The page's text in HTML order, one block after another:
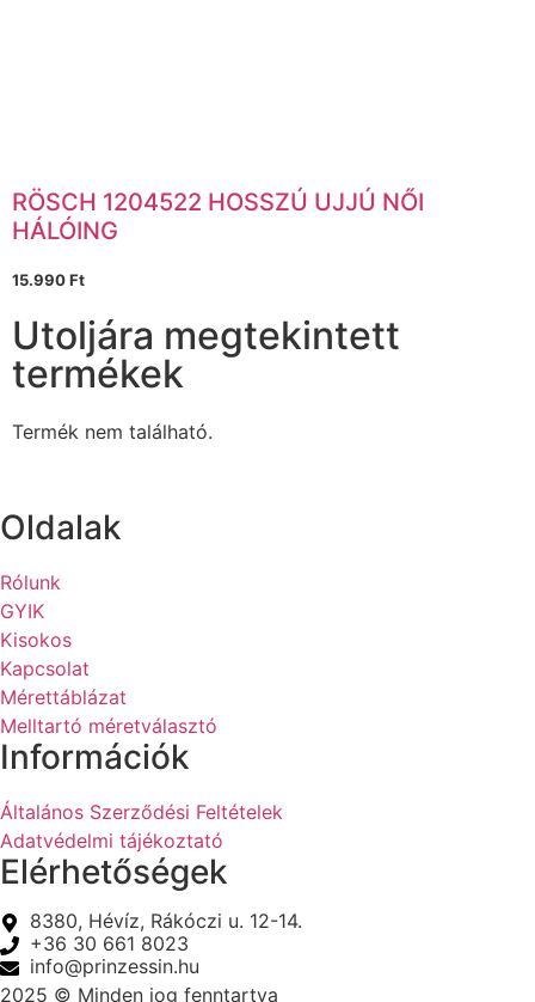
RÖSCH 1204522 HOSSZÚ UJJÚ NŐI
HÁLÓING
15.990Ft
Utoljára megtekintett
termékek
Termék nem található.
Oldalak
Rólunk
GYIK
Kisokos
Kapcsolat
Mérettáblázat
Melltartó méretválasztó
Információk
Általános Szerződési Feltételek
Adatvédelmi tájékoztató
Elérhetőségek
8380, Hévíz, Rákóczi u. 12-14.
+36 30 661 8023
info@prinzessin.hu
2025 © Minden jog fenntartva